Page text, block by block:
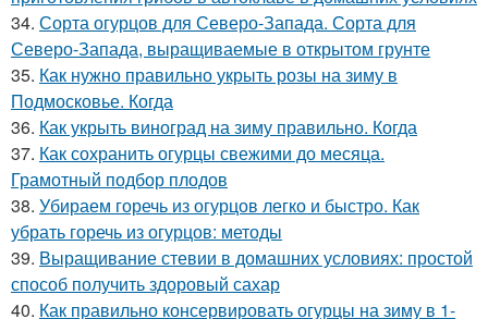
34. Сорта огурцов для Северо-Запада. Сорта для
Северо-Запада, выращиваемые в открытом грунте
35. Как нужно правильно укрыть розы на зиму в
Подмосковье. Когда
36. Как укрыть виноград на зиму правильно. Когда
37. Как сохранить огурцы свежими до месяца.
Грамотный подбор плодов
38. Убираем горечь из огурцов легко и быстро. Как
убрать горечь из огурцов: методы
39. Выращивание стевии в домашних условиях: простой
способ получить здоровый сахар
40. Как правильно консервировать огурцы на зиму в 1-